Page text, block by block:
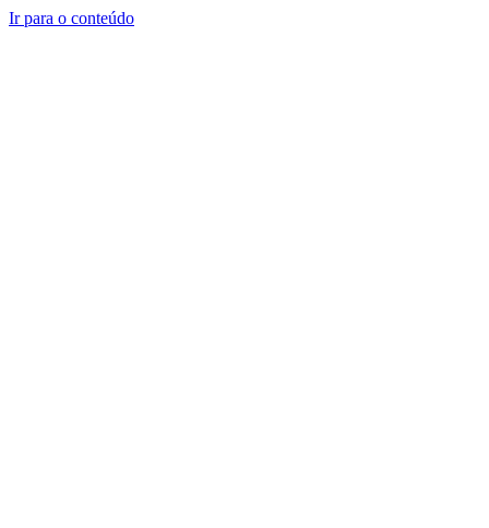
Ir para o conteúdo